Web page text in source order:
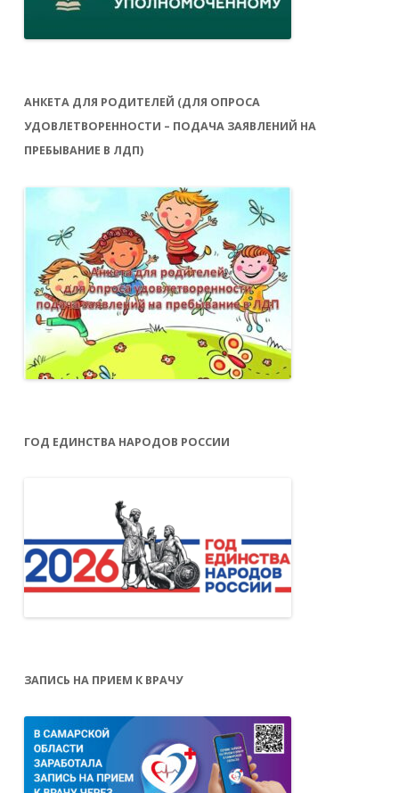
АНКЕТА ДЛЯ РОДИТЕЛЕЙ (ДЛЯ ОПРОСА
УДОВЛЕТВОРЕННОСТИ – ПОДАЧА ЗАЯВЛЕНИЙ НА
ПРЕБЫВАНИЕ В ЛДП)
ГОД ЕДИНСТВА НАРОДОВ РОССИИ
ЗАПИСЬ НА ПРИЕМ К ВРАЧУ